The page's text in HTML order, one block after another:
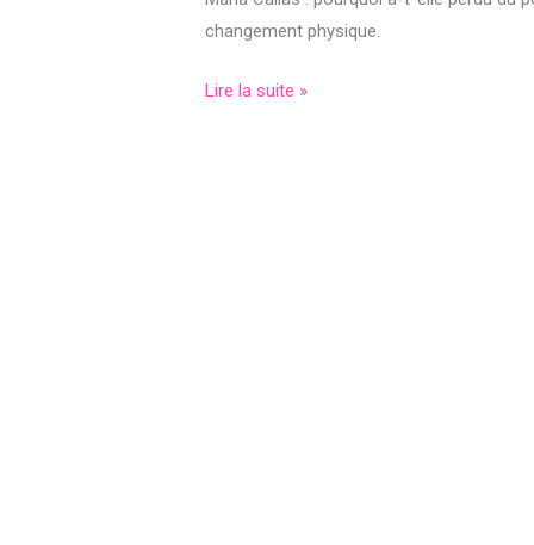
changement physique.
Lire la suite »